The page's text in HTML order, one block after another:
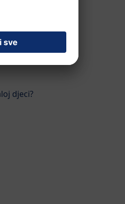
djeci?